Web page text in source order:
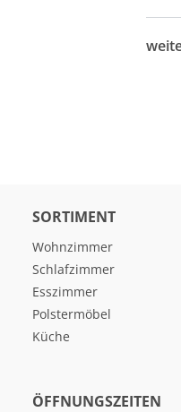
SORTIMENT
Wohnzimmer
Schlafzimmer
Esszimmer
Polstermöbel
Küche
ÖFFNUNGSZEITEN